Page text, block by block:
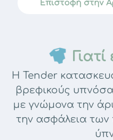
Επιστοφή στην
Η Tender
βρεφικούς
με γνώμονα την
την ασφάλεια των